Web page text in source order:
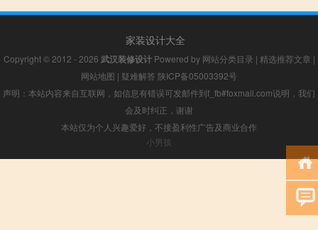
家装设计大全
Copyright © 2012 - 2026 武汉装修设计Powered by 网站分类目录 | 精选推荐文章 |
网站地图 | 疑难解答 陕ICP备05003392号
声明：本站内容来自互联网，如信息有错误可发邮件到f_fb#foxmail.com说明，我们
会及时纠正，谢谢
本站仅为个人兴趣爱好，不接盈利性广告及商业合作
小男孩